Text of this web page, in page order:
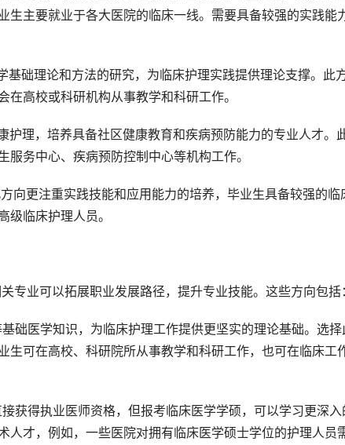
生主要就业于各大医院的临床一线。需要具备较强的实践能
基础理论和方法的研究，为临床护理实践提供理论支撑。此
高校或科研机构从事教学和科研工作。
护理，培养具备社区健康教育和疾病预防能力的专业人才。
务中心、疾病预防控制中心等机构工作。
向更注重实践技能和应用能力的培养，毕业生具备较强的临
临床护理人员。
专业可以拓展职业发展路径，提升专业技能。这些方向包括
础医学知识，为临床护理工作提供更坚实的理论基础。选择
生可在高校、科研院所从事教学和科研工作，也可在临床工
获得执业医师资格，但报考临床医学学硕，可以学习更深入
人才，例如，一些医院对拥有临床医学硕士学位的护理人员